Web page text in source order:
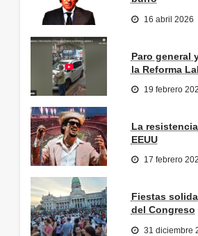
16 abril 2026
Paro general
la Reforma
19 febrero
La
EEUU
17 febrero
Fiestas
del Congreso
31 diciembre